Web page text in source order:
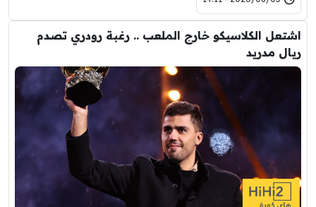
اشتعل الكلاسيكو خارج الملعب .. رغبة رودري تصدم
ريال مدريد